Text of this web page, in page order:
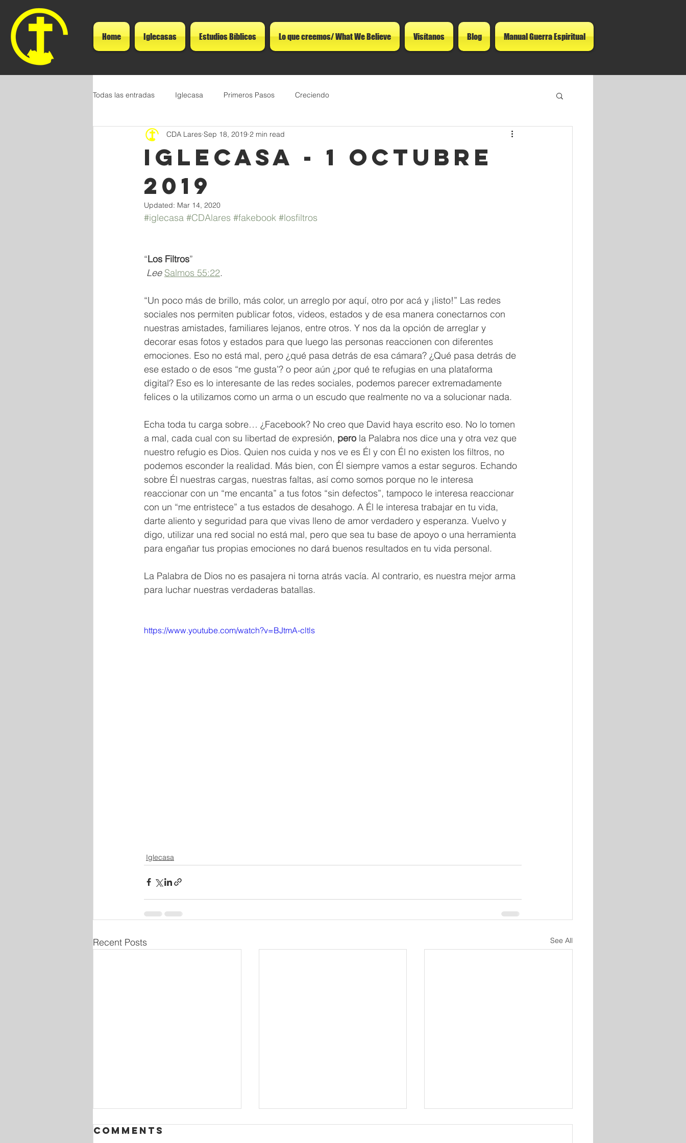
Home Iglecasas Estudios Bíblicos Lo que creemos/ What We Believe Visítanos Blog Manual Guerra Espiritual
Todas las entradas Iglecasa Primeros Pasos Creciendo
IGLECASA - 1 octubre
2019
CDA Lares Sep 18, 2019 2 min read
Updated: Mar 14, 2020
#iglecasa #CDAlares #fakebook #losfiltros
“Los Filtros”
Lee Salmos 55:22.
“Un poco más de brillo, más color, un arreglo por aquí, otro por acá y ¡listo!” Las redes
sociales nos permiten publicar fotos, videos, estados y de esa manera conectarnos con
nuestras amistades, familiares lejanos, entre otros. Y nos da la opción de arreglar y
decorar esas fotos y estados para que luego las personas reaccionen con diferentes
emociones. Eso no está mal, pero ¿qué pasa detrás de esa cámara? ¿Qué pasa detrás de
ese estado o de esos “me gusta’? o peor aún ¿por qué te refugias en una plataforma
digital? Eso es lo interesante de las redes sociales, podemos parecer extremadamente
felices o la utilizamos como un arma o un escudo que realmente no va a solucionar nada.
Echa toda tu carga sobre… ¿Facebook? No creo que David haya escrito eso. No lo tomen
a mal, cada cual con su libertad de expresión, pero la Palabra nos dice una y otra vez que
nuestro refugio es Dios. Quien nos cuida y nos ve es Él y con Él no existen los filtros, no
podemos esconder la realidad. Más bien, con Él siempre vamos a estar seguros. Echando
sobre Él nuestras cargas, nuestras faltas, así como somos porque no le interesa
reaccionar con un “me encanta” a tus fotos “sin defectos”, tampoco le interesa reaccionar
con un “me entristece” a tus estados de desahogo. A Él le interesa trabajar en tu vida,
darte aliento y seguridad para que vivas lleno de amor verdadero y esperanza. Vuelvo y
digo, utilizar una red social no está mal, pero que sea tu base de apoyo o una herramienta
para engañar tus propias emociones no dará buenos resultados en tu vida personal.
La Palabra de Dios no es pasajera ni torna atrás vacía. Al contrario, es nuestra mejor arma
para luchar nuestras verdaderas batallas.
https://www.youtube.com/watch?v=BJtmA-cltls
Iglecasa
Recent Posts See All
Comments